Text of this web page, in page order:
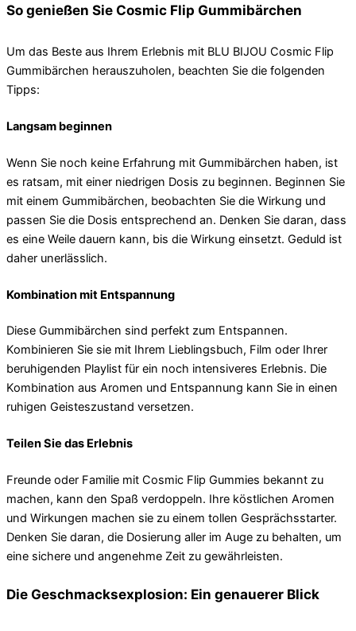
So genießen Sie Cosmic Flip Gummibärchen
Um das Beste aus Ihrem Erlebnis mit BLU BIJOU Cosmic Flip
Gummibärchen herauszuholen, beachten Sie die folgenden
Tipps:
Langsam beginnen
Wenn Sie noch keine Erfahrung mit Gummibärchen haben, ist
es ratsam, mit einer niedrigen Dosis zu beginnen. Beginnen Sie
mit einem Gummibärchen, beobachten Sie die Wirkung und
passen Sie die Dosis entsprechend an. Denken Sie daran, dass
es eine Weile dauern kann, bis die Wirkung einsetzt. Geduld ist
daher unerlässlich.
Kombination mit Entspannung
Diese Gummibärchen sind perfekt zum Entspannen.
Kombinieren Sie sie mit Ihrem Lieblingsbuch, Film oder Ihrer
beruhigenden Playlist für ein noch intensiveres Erlebnis. Die
Kombination aus Aromen und Entspannung kann Sie in einen
ruhigen Geisteszustand versetzen.
Teilen Sie das Erlebnis
Freunde oder Familie mit Cosmic Flip Gummies bekannt zu
machen, kann den Spaß verdoppeln. Ihre köstlichen Aromen
und Wirkungen machen sie zu einem tollen Gesprächsstarter.
Denken Sie daran, die Dosierung aller im Auge zu behalten, um
eine sichere und angenehme Zeit zu gewährleisten.
Die Geschmacksexplosion: Ein genauerer Blick